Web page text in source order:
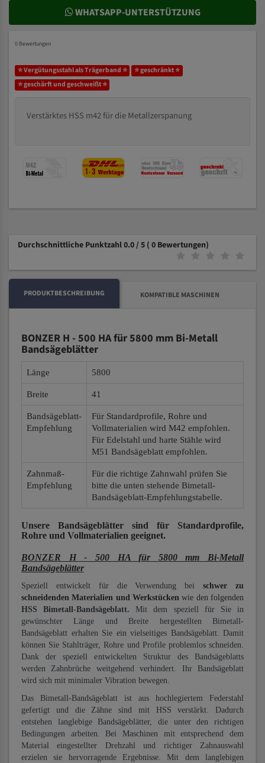
WHATSAPP-UNTERSTÜTZUNG
0 Bewertungen
⭐ Vergütungsstahl als Trägerband ⭐
⭐ geschränkt ⭐
⭐ geschärft und geschweißt ⭐
Verstärktes HSS m42 für die Metallzerspanung
Durchschnittliche Punktzahl 0.0 / 5 ( 0 Bewertungen)
PRODUKTBESCHREIBUNG KOMPATIBLE MASCHINEN
BONZER H - 500 HA für 5800 mm Bi-Metall
Bandsägeblätter
Länge 5800
Breite 41
Bandsägeblatt-
Empfehlung
Für Standardprofile, Rohre und
Vollmaterialien wird M42 empfohlen.
Für Edelstahl und harte Stähle wird
M51 Bandsägeblatt empfohlen.
Zahnmaß-
Empfehlung
Für die richtige Zahnwahl prüfen Sie
bitte die unten stehende Bimetall-
Bandsägeblatt-Empfehlungstabelle.
Unsere Bandsägeblätter sind für Standardprofile,
Rohre und Vollmaterialien geeignet.
BONZER H - 500 HA für 5800 mm Bi-Metall
Bandsägeblätter
Speziell entwickelt für die Verwendung beischwer zu
schneidenden Materialien und Werkstücken wie den folgenden
HSS Bimetall-Bandsägeblatt. Mit dem speziell für Sie in
gewünschter Länge und Breite hergestellten Bimetall-
Bandsägeblatt erhalten Sie ein vielseitiges Bandsägeblatt. Damit
können Sie Stahlträger, Rohre und Profile problemlos schneiden.
Dank der speziell entwickelten Struktur des Bandsägeblatts
werden Zahnbrüche weitgehend verhindert. Ihr Bandsägeblatt
wird sich mit minimaler Vibration bewegen.
Das Bimetall-Bandsägeblatt ist aus hochlegiertem Federstahl
gefertigt und die Zähne sind mit HSS verstärkt. Dadurch
entstehen langlebige Bandsägeblätter, die unter den richtigen
Bedingungen arbeiten. Bei Maschinen mit entsprechend dem
Material eingestellter Drehzahl und richtiger Zahnauswahl
erzielen sie hervorragende Ergebnisse. Mit dem langlebigen